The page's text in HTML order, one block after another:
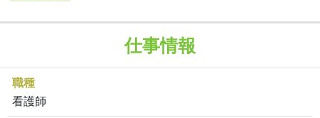
仕事情報
職種
看護師